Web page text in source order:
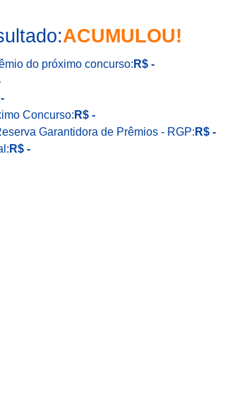
ACUMULOU!
do próximo concurso: R$ -
-
Concurso: R$ -
Garantidora de Prêmios - RGP: R$ -
R$ -